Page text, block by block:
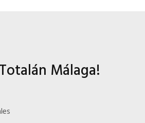
Málaga!